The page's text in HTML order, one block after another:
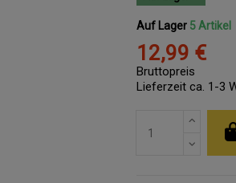
Auf Lager 5 Artikel
12,99 €
Bruttopreis
Lieferzeit ca. 1-3